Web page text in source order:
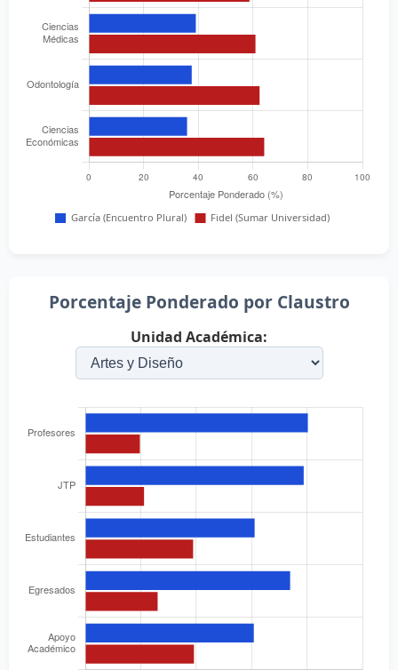
Porcentaje Ponderado por Claustro
Unidad Académica: